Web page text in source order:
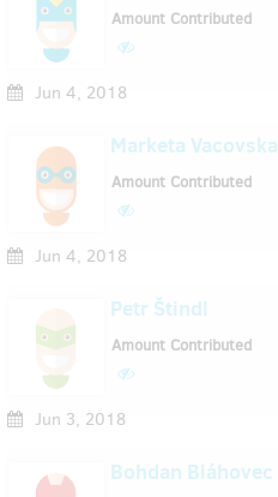
Jun 4, 2018
Amount Contributed
Marketa Vacovska
Jun 4, 2018
Amount Contributed
Petr Štindl
Jun 3, 2018
Amount Contributed
Bohdan Bláhovec